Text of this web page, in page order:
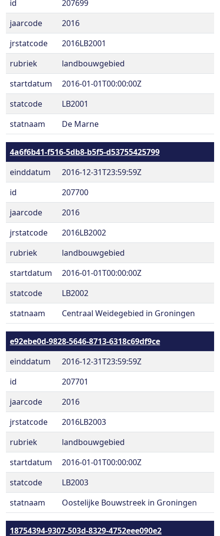
id
207699
jaarcode
2016
jrstatcode
2016LB2001
rubriek
landbouwgebied
startdatum
2016-01-01T00:00:00Z
statcode
LB2001
statnaam
De Marne
4a6f6b41-f516-5db8-b5f5-d53755425799
einddatum
2016-12-31T23:59:59Z
id
207700
jaarcode
2016
jrstatcode
2016LB2002
rubriek
landbouwgebied
startdatum
2016-01-01T00:00:00Z
statcode
LB2002
statnaam
Centraal Weidegebied in Groningen
e92ebe0d-9828-5646-8713-6318c69df9ce
einddatum
2016-12-31T23:59:59Z
id
207701
jaarcode
2016
jrstatcode
2016LB2003
rubriek
landbouwgebied
startdatum
2016-01-01T00:00:00Z
statcode
LB2003
statnaam
Oostelijke Bouwstreek in Groningen
18754394-9307-503d-8329-4752eee090e2